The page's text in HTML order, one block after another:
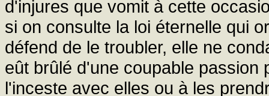
d'injures que vomit à cette
si on consulte la loi éternelle qui
défend de le troubler, elle ne
eût brûlé d'une coupable
l'inceste avec elles ou à les